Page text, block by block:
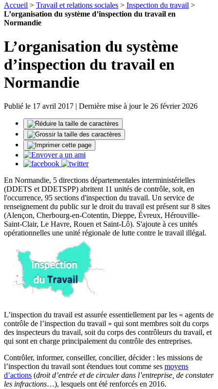
Accueil > Travail et relations sociales > Inspection du travail >
L’organisation du système d’inspection du travail en
Normandie
L’organisation du système
d’inspection du travail en
Normandie
Publié le 17 avril 2017 | Dernière mise à jour le 26 février 2026
En Normandie, 5 directions départementales interministérielles
(DDETS et DDETSPP) abritent 11 unités de contrôle, soit, en
l'occurrence, 95 sections d'inspection du travail. Un service de
renseignement du public sur le droit du travail est présent sur 8 sites
(Alençon, Cherbourg-en-Cotentin, Dieppe, Évreux, Hérouville-
Saint-Clair, Le Havre, Rouen et Saint-Lô). S'ajoute à ces unités
opérationnelles une unité régionale de lutte contre le travail illégal.
L’inspection du travail est assurée essentiellement par les « agents de
contrôle de l’inspection du travail » qui sont membres soit du corps
des inspecteurs du travail, soit du corps des contrôleurs du travail, et
qui sont en charge principalement du contrôle des entreprises.
Contrôler, informer, conseiller, concilier, décider : les missions de
l’inspection du travail sont étendues tout comme ses moyens
d’actions (droit d’entrée et de circuler dans l’entreprise, de constater
les infractions…), lesquels ont été renforcés en 2016.